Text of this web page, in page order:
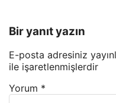
Bir yanıt yazın
E-posta adresiniz
ile işaretlenmişlerdir
Yorum *